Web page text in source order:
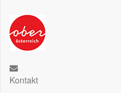
Kontakt